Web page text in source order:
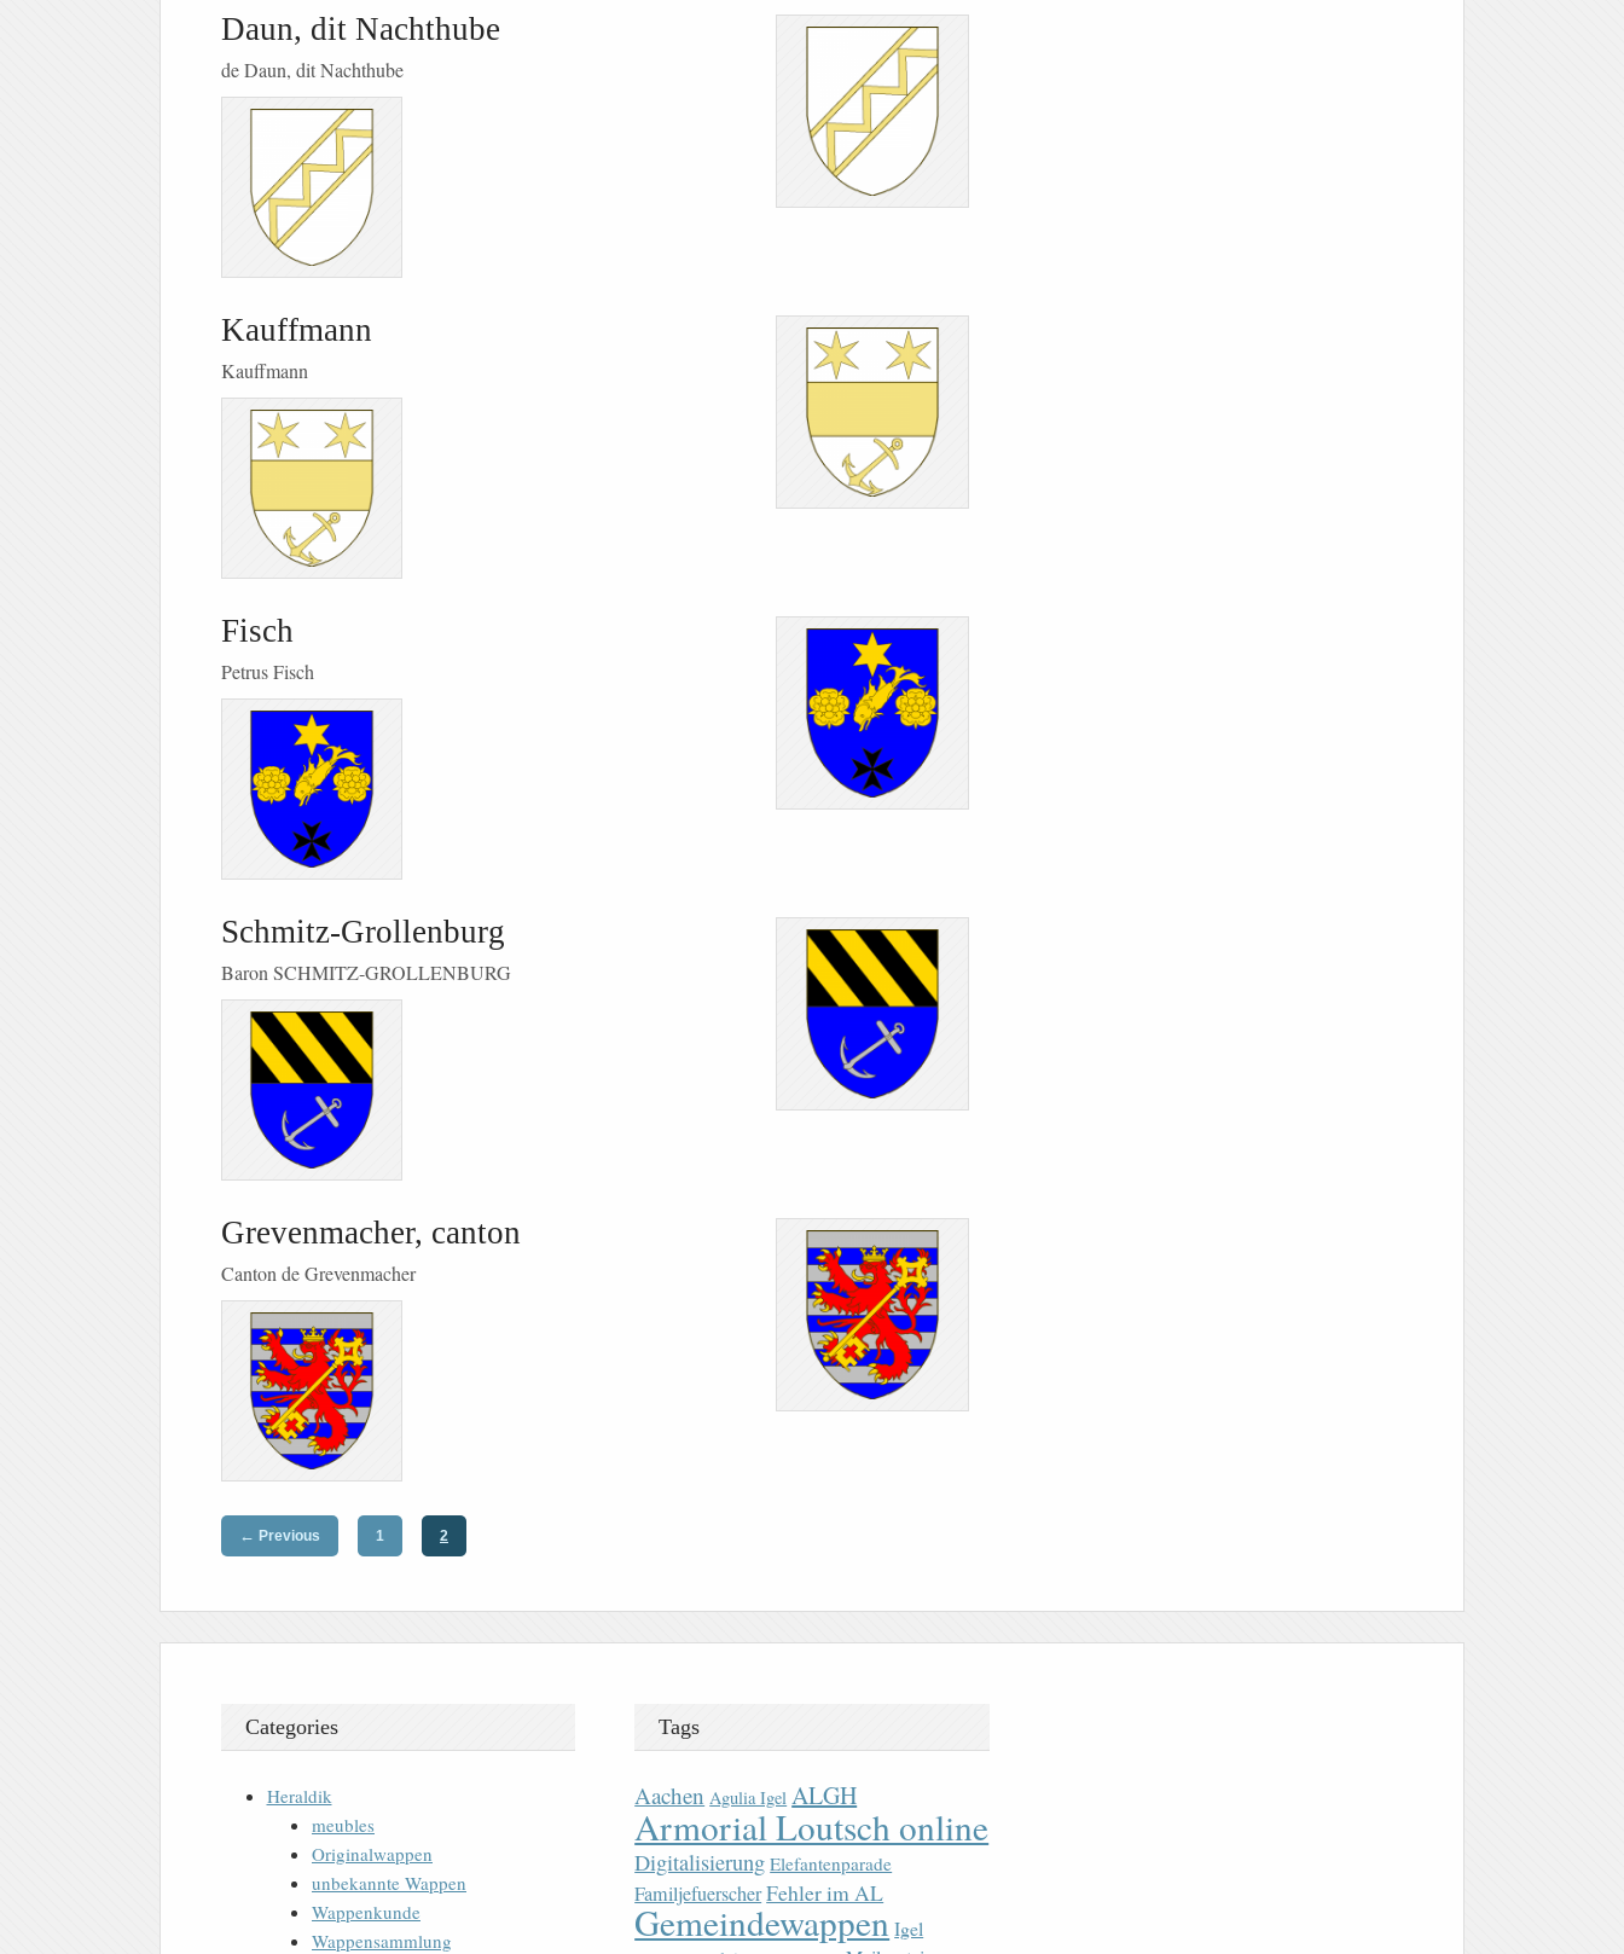
Daun, dit Nachthube
de Daun, dit Nachthube
Kauffmann
Kauffmann
Fisch
Petrus Fisch
Schmitz-Grollenburg
Baron SCHMITZ-GROLLENBURG
Grevenmacher, canton
Canton de Grevenmacher
← Previous 1 2
Categories
Heraldik
meubles
Originalwappen
unbekannte Wappen
Wappenkunde
Wappensammlung
Tags
Aachen Agulia Igel ALGH
Armorial Loutsch online
Digitalisierung Elefantenparade
FamiljefuerscherFehler im AL
Gemeindewappen Igel